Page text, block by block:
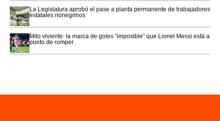
La Legislatura aprobó el pase a planta permanente de trabajadores
estatales rionegrinos
Mito viviente: la marca de goles “imposible” que Lionel Messi está a
punto de romper